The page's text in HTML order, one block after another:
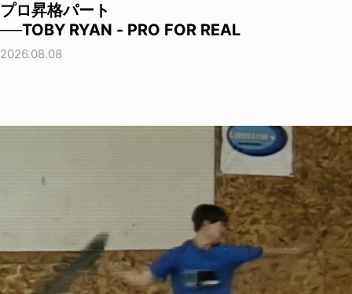
プロ昇格パート
──TOBY RYAN - PRO FOR REAL
2026.08.08